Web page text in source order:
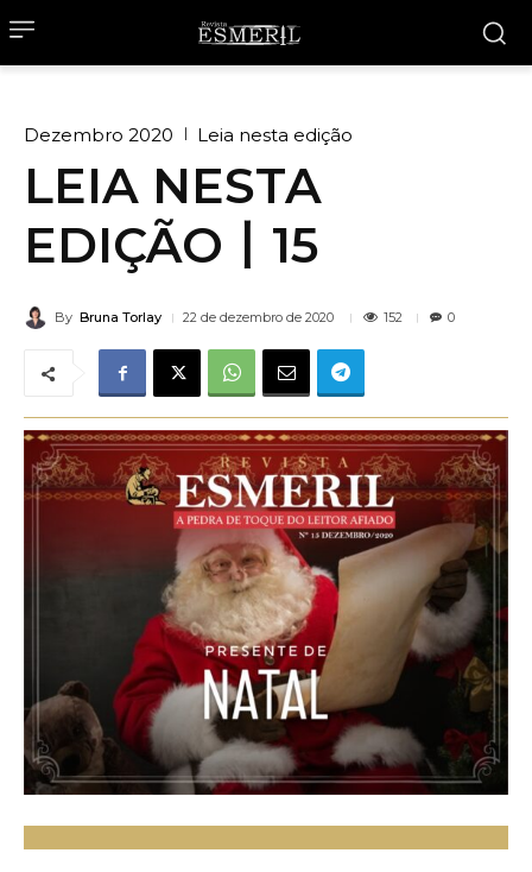
Dezembro 2020 Leia nesta edição
LEIA NESTA
EDIÇÃO丨15
By Bruna Torlay 22 de dezembro de 2020 152 0